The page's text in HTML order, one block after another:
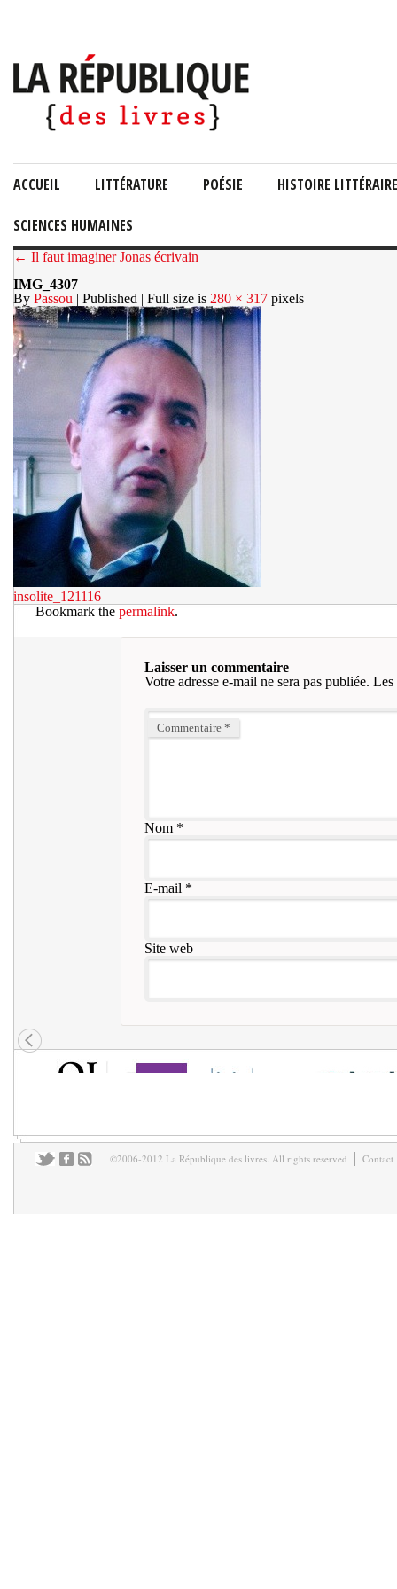
ACCUEIL LITTÉRATURE POÉSIE HISTOIRE LITTÉRAIRE
SCIENCES HUMAINES
← Il faut imaginer Jonas écrivain
IMG_4307
By Passou | Published | Full size is 280 × 317 pixels
insolite_121116
Bookmark the permalink.
Laisser un commentaire
Votre adresse e-mail ne sera pas publiée. Les
Commentaire *
Nom*
E-mail *
Site web
©2006-2012 La République des livres. All rights reserved Contact